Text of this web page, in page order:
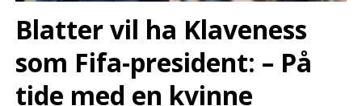
Blatter vil ha Klaveness
som Fifa-president: – På
tide med en kvinne